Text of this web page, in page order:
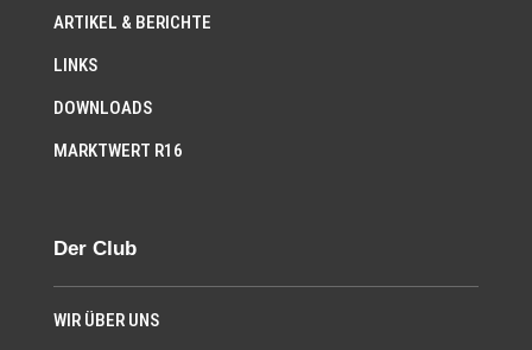
ARTIKEL & BERICHTE
LINKS
DOWNLOADS
MARKTWERT R16
Der Club
WIR ÜBER UNS